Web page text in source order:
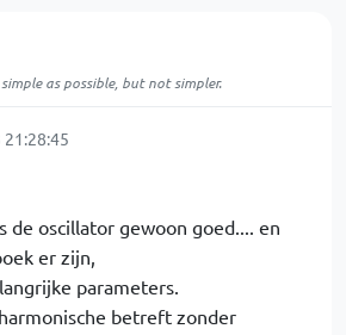
as possible, but not simpler.
de oscillator gewoon goed.... en
er zijn,
parameters.
betreft zonder